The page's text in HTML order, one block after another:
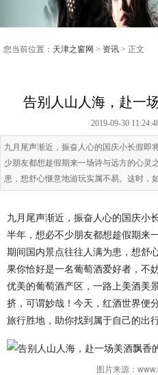
您当前位置： 天津之窗网 > 资讯 > 正文
告别人山人海，赴一
2019-09-30
九月尾声渐近，振奋人心的国庆小长假即
少朋友都想趁假期来一场诗与远方的心灵
患，想舒心惬意地游玩实属不易。这时，
九月尾声渐近，振奋人心的国庆小
半年，想必不少朋友都想趁假期来
期间国内景点往往人满为患，想舒
果你恰好是一名葡萄酒爱好者，不
优美的葡萄酒产区，一路上美酒美
挤，可谓妙哉！今天，红酒世界便
旅行胜地，助你找到属于自己的出
图片来源：